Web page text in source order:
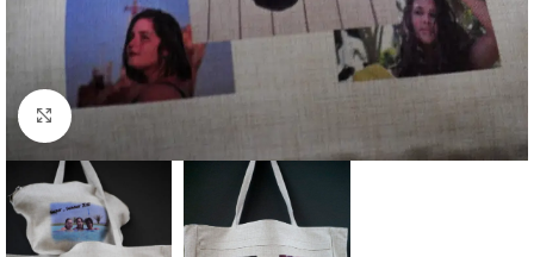
Κάντε κλικ για μεγέθυνση